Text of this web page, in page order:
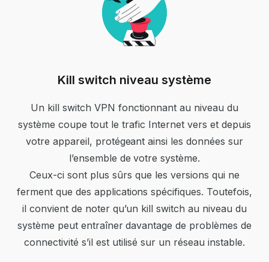
Kill switch niveau système
Un kill switch VPN fonctionnant au niveau du
système coupe tout le trafic Internet vers et depuis
votre appareil, protégeant ainsi les données sur
l’ensemble de votre système.
Ceux-ci sont plus sûrs que les versions qui ne
ferment que des applications spécifiques. Toutefois,
il convient de noter qu’un kill switch au niveau du
système peut entraîner davantage de problèmes de
connectivité s’il est utilisé sur un réseau instable.